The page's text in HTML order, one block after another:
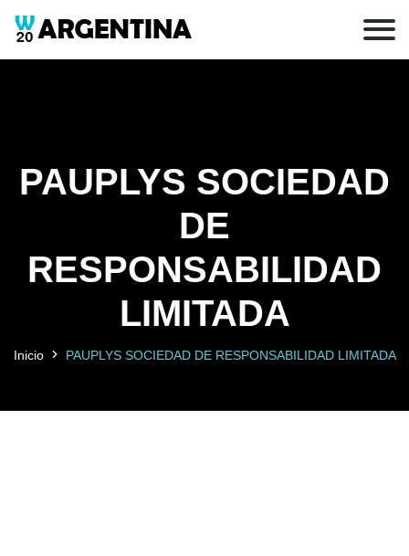
PAUPLYS SOCIEDAD
DE
RESPONSABILIDAD
LIMITADA
Inicio PAUPLYS SOCIEDAD DE RESPONSABILIDAD LIMITADA